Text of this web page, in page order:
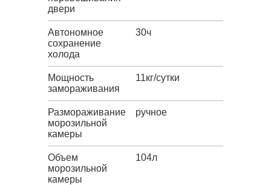
двери
Автономное
сохранение
холода
30ч
Мощность
замораживания
11кг/сутки
Размораживание
морозильной
камеры
ручное
Объем
морозильной
камеры
104л